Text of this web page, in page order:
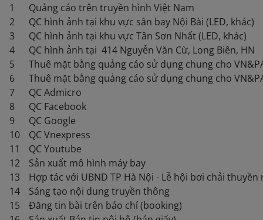
1
Quảng cáo trên truyền hình Việt Nam
2
QC hình ảnh tại khu vực sân bay Nội Bài (LED, khác)
3
QC hình ảnh tại khu vực Tân Sơn Nhất (LED, khác)
4
QC hình ảnh tại 414 Nguyễn Văn Cừ, Long Biên, HN
5
Thuê mặt bằng quảng cáo sử dụng chung cho
6
Thuê mặt bằng quảng cáo sử dụng chung cho
7
QC Admicro
8
QC Facebook
9
QC Google
10
QC Vnexpress
11
QC Youtube
12
Sản xuất mô hình máy bay
13
Hợp tác với UBND TP Hà Nội - Lễ hội bơi chải
14
Sáng tạo nội dung truyền thông
15
Đăng tin bài trên báo chí (booking)